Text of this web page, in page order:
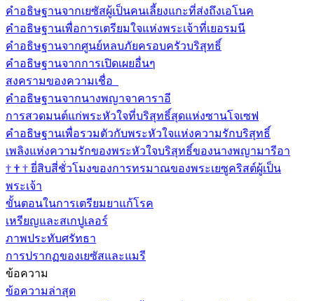
คำอธิษฐานจากเยซัสผู้เป็นคนเลี้ยงแกะที่ส่งถึงเอโนค
คำอธิษฐานเพื่อการเตรียมใจแห่งพระเจ้าที่เยอรมนี
คำอธิษฐานจากศูนย์หลบภัยครอบครัวบริสุทธิ์
คำอธิษฐานจากการเปิดเผยอื่นๆ
สงครามของความเชื่อ
คำอธิษฐานจากนางพญาจาคาราอี
การสวดมนต์แก่พระหัวใจที่บริสุทธิ์สุดแห่งซานโจเซฟ
คำอธิษฐานเพื่อรวมตัวกับพระหัวใจแห่งความรักบริสุทธิ์
เพลิงแห่งความรักของพระหัวใจบริสุทธิ์ของนางพญามารีอา
† † † ยี่สิบสี่ชั่วโมงของการทรมาณของพระเยซูคริสต์ผู้เป็น
พระเจ้า
ขั้นตอนในการเตรียมยาแก้โรค
เหรียญและสเกปูเลอร์
ภาพประทับศรัทธา
การปรากฏของเยซัสและแมรี
ข้อความ
ข้อความล่าสุด